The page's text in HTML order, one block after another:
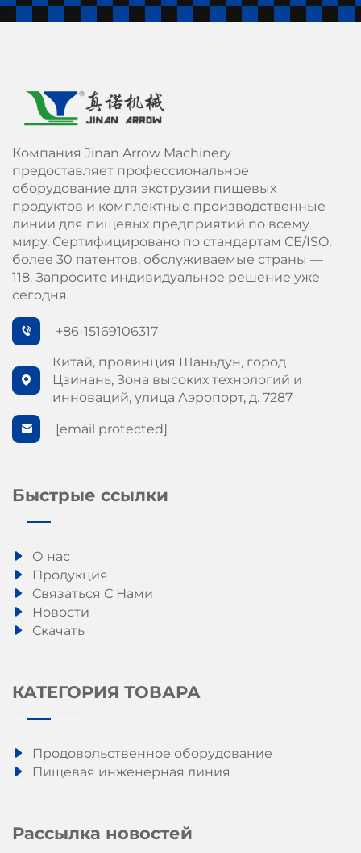
Компания Jinan Arrow Machinery
предоставляет профессиональное
оборудование для экструзии пищевых
продуктов и комплектные производственные
линии для пищевых предприятий по всему
миру. Сертифицировано по стандартам СЕ/ISO,
более 30 патентов, обслуживаемые страны —
118. Запросите индивидуальное решение уже
сегодня.
+86-15169106317
Китай, провинция Шаньдун, город
Цзинань, Зона высоких технологий и
инноваций, улица Аэропорт, д. 7287
[email protected]
Быстрые ссылки
О нас
Продукция
Связаться С Нами
Новости
Скачать
КАТЕГОРИЯ ТОВАРА
Продовольственное оборудование
Пищевая инженерная линия
Рассылка новостей